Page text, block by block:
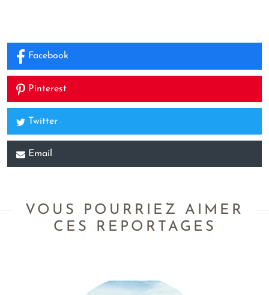
Facebook
Pinterest
Twitter
Email
VOUS POURRIEZ AIMER
CES REPORTAGES